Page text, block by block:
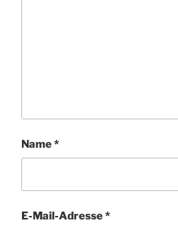
Name*
E-Mail-Adresse*